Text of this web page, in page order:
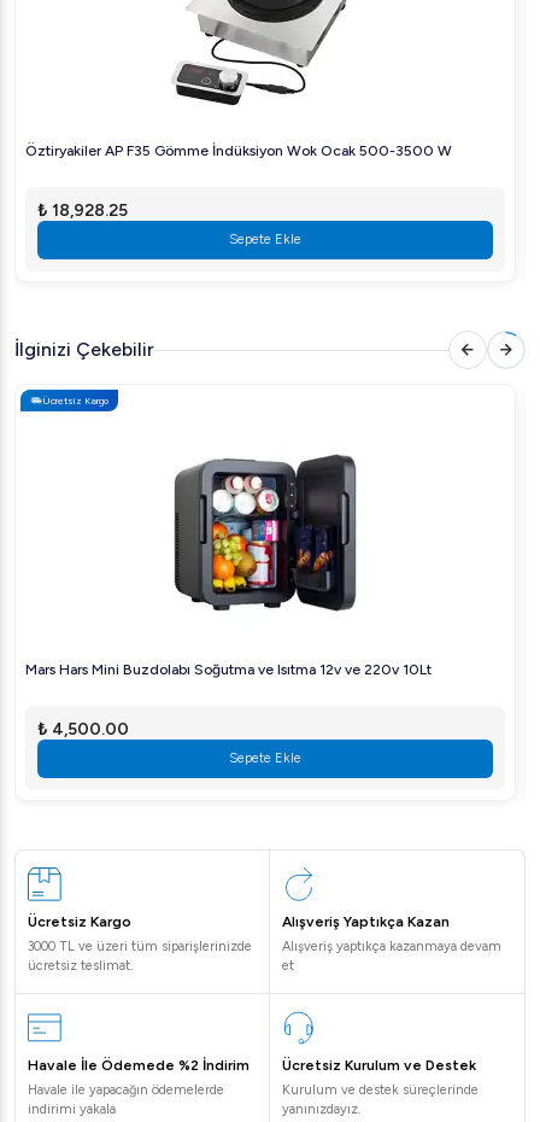
Öztiryakiler AP F35 Gömme İndüksiyon Wok Ocak 500-3500 W
₺ 18,928.25
Sepete Ekle
İlginizi Çekebilir
Ücretsiz Kargo
Mars Hars Mini Buzdolabı Soğutma ve Isıtma 12v ve 220v 10Lt
₺ 4,500.00
Sepete Ekle
Ücretsiz Kargo
3000 TL ve üzeri tüm siparişlerinizde
ücretsiz teslimat.
Alışveriş Yaptıkça Kazan
Alışveriş yaptıkça kazanmaya devam
et
Havale İle Ödemede %2 İndirim
Havale ile yapacağın ödemelerde
indirimi yakala
Ücretsiz Kurulum ve Destek
Kurulum ve destek süreçlerinde
yanınızdayız.